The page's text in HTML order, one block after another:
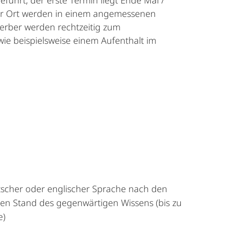
Ort werden in einem angemessenen
werden rechtzeitig zum
beispielsweise einem Aufenthalt im
oder englischer Sprache nach den
Stand des gegenwärtigen Wissens (bis zu